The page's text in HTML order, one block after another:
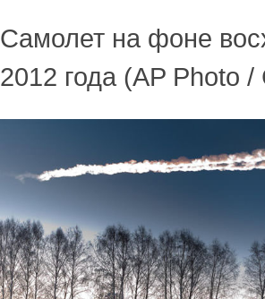
Самолет на фоне
2012 года (AP Photo